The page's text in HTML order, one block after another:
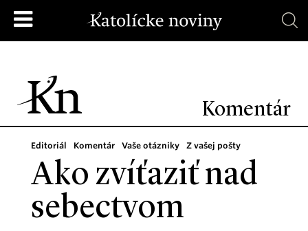
Komentár
Editoriál Komentár Vaše otázniky Z vašej pošty
Ako zvíťaziť nad
sebectvom